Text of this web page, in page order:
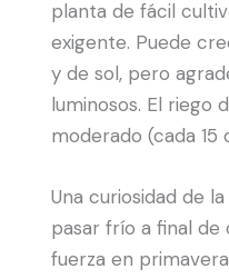
planta de fácil
exigente. Puede
y de sol, pero
luminosos. El riego
moderado (cada 15
Una curiosidad de
pasar frío a final
fuerza en